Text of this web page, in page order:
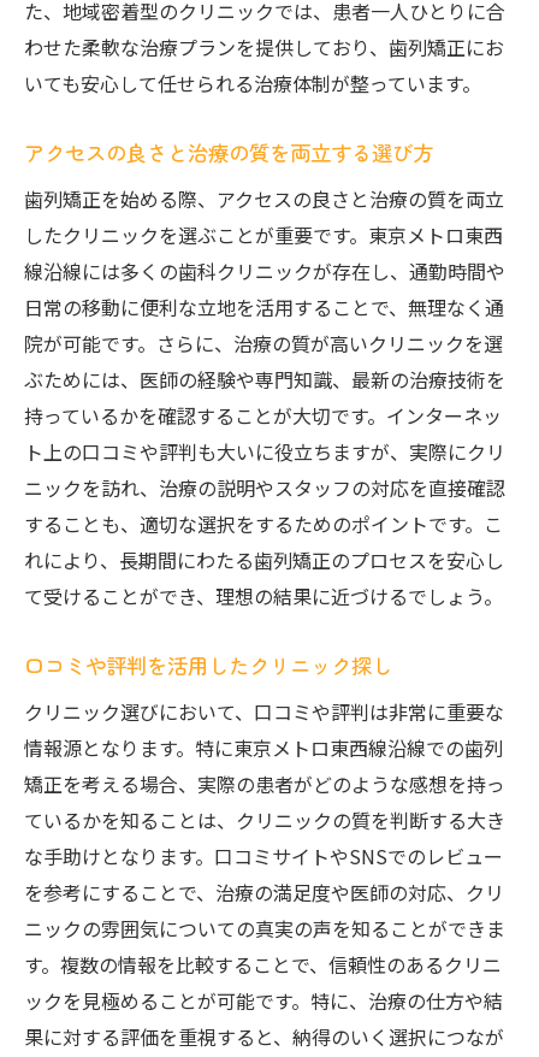
た、地域密着型のクリニックでは、患者一人ひとりに合
わせた柔軟な治療プランを提供しており、歯列矯正にお
いても安心して任せられる治療体制が整っています。
アクセスの良さと治療の質を両立する選び方
歯列矯正を始める際、アクセスの良さと治療の質を両立
したクリニックを選ぶことが重要です。東京メトロ東西
線沿線には多くの歯科クリニックが存在し、通勤時間や
日常の移動に便利な立地を活用することで、無理なく通
院が可能です。さらに、治療の質が高いクリニックを選
ぶためには、医師の経験や専門知識、最新の治療技術を
持っているかを確認することが大切です。インターネッ
ト上の口コミや評判も大いに役立ちますが、実際にクリ
ニックを訪れ、治療の説明やスタッフの対応を直接確認
することも、適切な選択をするためのポイントです。こ
れにより、長期間にわたる歯列矯正のプロセスを安心し
て受けることができ、理想の結果に近づけるでしょう。
口コミや評判を活用したクリニック探し
クリニック選びにおいて、口コミや評判は非常に重要な
情報源となります。特に東京メトロ東西線沿線での歯列
矯正を考える場合、実際の患者がどのような感想を持っ
ているかを知ることは、クリニックの質を判断する大き
な手助けとなります。口コミサイトやSNSでのレビュー
を参考にすることで、治療の満足度や医師の対応、クリ
ニックの雰囲気についての真実の声を知ることができま
す。複数の情報を比較することで、信頼性のあるクリニ
ックを見極めることが可能です。特に、治療の仕方や結
果に対する評価を重視すると、納得のいく選択につなが